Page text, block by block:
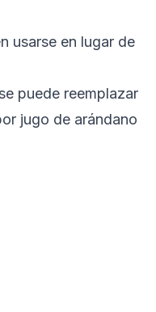
usarse en lugar de
puede reemplazar
jugo de arándano